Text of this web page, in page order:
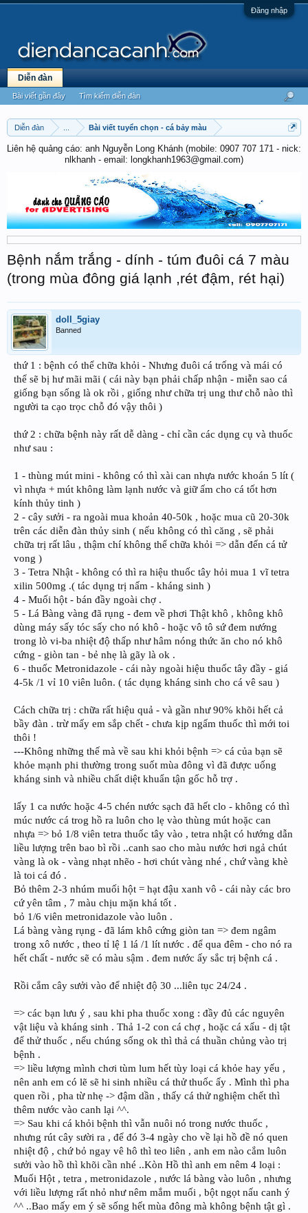
Đăng nhập
Diễn đàn Bài viết tuyển chọn - cá bảy màu
Liên hệ quảng cáo: anh Nguyễn Long Khánh (mobile: 0907 707 171 - nick:
nlkhanh - email: longkhanh1963@gmail.com)
Bệnh nắm trắng - dính - túm đuôi cá 7 màu
(trong mùa đông giá lạnh ,rét đậm, rét hại)
doll_5giay
Banned
thứ 1 : bệnh có thể chữa khỏi - Nhưng đuôi cá trống và mái có
thể sẽ bị hư mãi mãi ( cái này bạn phải chấp nhận - miễn sao cá
giống bạn sống là ok rồi , giống như chữa trị ung thư chỗ nào thì
người ta cạo trọc chỗ đó vậy thôi )
thứ 2 : chữa bệnh này rất dễ dàng - chỉ cần các dụng cụ và thuốc
như sau :
1 - thùng mút mini - không có thì xài can nhựa nước khoán 5 lít (
vì nhựa + mút không làm lạnh nước và giữ ấm cho cá tốt hơn
kính thủy tinh )
2 - cây sưởi - ra ngoài mua khoản 40-50k , hoặc mua cũ 20-30k
trên các diễn đàn thủy sinh ( nếu không có thì căng , sẽ phải
chữa trị rất lâu , thậm chí không thể chữa khỏi => dẫn đến cá tử
vong )
3 - Tetra Nhật - không có thì ra hiệu thuốc tây hỏi mua 1 vĩ tetra
xilin 500mg .( tác dụng trị nấm - kháng sinh )
4 - Muối hột - bán đầy ngoài chợ .
5 - Lá Bàng vàng đã rụng - đem về phơi Thật khô , không khô
dùng máy sấy tóc sấy cho nó khô - hoặc vô tô sứ đem nướng
trong lò vi-ba nhiệt độ thấp như hâm nóng thức ăn cho nó khô
cứng - giòn tan - bẻ nhẹ là gãy là ok .
6 - thuốc Metronidazole - cái này ngoài hiệu thuốc tây đầy - giá
4-5k /1 vỉ 10 viên luôn. ( tác dụng kháng sinh cho cá vê sau )
Cách chữa trị : chữa rất hiệu quả - và gần như 90% khõi hết cả
bầy đàn . trừ mấy em sắp chết - chưa kịp ngấm thuốc thì mới toi
thôi !
---Không những thế mà về sau khi khỏi bệnh => cá của bạn sẽ
khỏe mạnh phi thường trong suốt mùa đông vì đã được uống
kháng sinh và nhiều chất diệt khuẩn tận gốc hỗ trợ .
lấy 1 ca nước hoặc 4-5 chén nước sạch đã hết clo - không có thì
múc nước cá trog hồ ra luôn cho lẹ vào thùng mút hoặc can
nhựa => bỏ 1/8 viên tetra thuốc tây vào , tetra nhật có hướng dẫn
liều lượng trên bao bì rồi ..canh sao cho màu nước hơi ngả chút
vàng là ok - vàng nhạt nhẽo - hơi chút vàng nhé , chứ vàng khè
là toi cá đó .
Bỏ thêm 2-3 nhúm muối hột = hạt đậu xanh vô - cái này các bro
cứ yên tâm , 7 màu chịu mặn khá tốt .
bỏ 1/6 viên metronidazole vào luôn .
Lá bàng vàng rụng - đã lám khô cứng giòn tan => đem ngâm
trong xô nước , theo tỉ lệ 1 lá /1 lít nước . để qua đêm - cho nó ra
hết chất - nước sẽ có màu sậm . đem nước ấy sắc trị bệnh cá .
Rồi cắm cây sưởi vào để nhiệt độ 30 ...liên tục 24/24 .
=> các bạn lưu ý , sau khi pha thuốc xong : đầy đủ các nguyên
vật liệu và kháng sinh . Thả 1-2 con cá chợ , hoặc cá xấu - dị tật
để thử thuốc , nếu chúng sống ok thì thả cá thuần chủng vào trị
bệnh .
=> liều lượng mình chơi tùm lum hết tùy loại cá khỏe hay yếu ,
nên anh em có lẽ sẽ hi sinh nhiều cá thử thuốc ấy . Mình thì pha
quen rồi , pha từ nhẹ -> đậm dần , thấy cá thử nghiệm chết thì
thêm nước vào canh lại ^^.
=> Sau khi cá khỏi bệnh thì vẫn nuôi nó trong nước thuốc ,
nhưng rút cây sười ra , để đó 3-4 ngày cho về lại hồ đề nó quen
nhiệt độ , chứ bỏ ngay vê hô thì teo liên , anh em nào cắm luôn
sưởi vào hồ thì khõi cần nhé ..Kòn Hồ thì anh em nêm 4 loại :
Muối Hột , tetra , metronidazole , nước lá bàng vào luôn , nhưng
với liều lượng rất nhỏ như nêm mắm muối , bột ngọt nấu canh ý
^^ ..Bao mấy em ý sẽ sống hết mùa đông mà không bệnh tật gì .
Diễn đàn
Bài viết gần đây Tìm kiếm diễn đàn